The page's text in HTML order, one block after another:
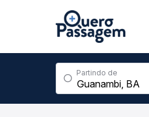
Partindo de